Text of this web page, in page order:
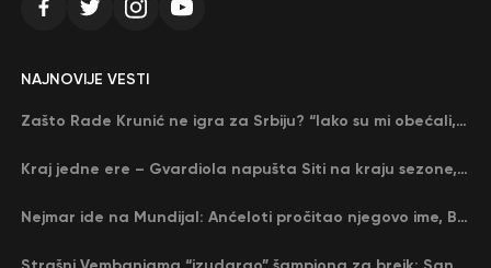
NAJNOVIJE VESTI
Zašto Rade Krunić ne igra za Srbiju? “Iako su mi obećali, niko me nije zvao…”
Kraj jedne ere – Gvardiola napušta Siti na kraju sezone, menja ga njegov nekadašnji rival
Nejmar ide na Mundijal: Anćeloti pročitao njegovo ime, Brazil u delirijumu (VIDEO)